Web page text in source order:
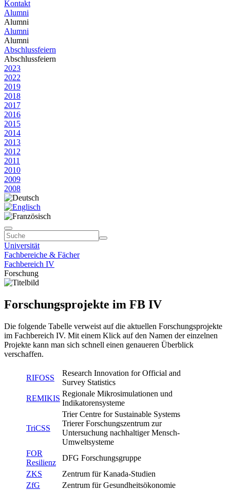
Kontakt
Alumni
Alumni
Alumni
Alumni
Abschlussfeiern
Abschlussfeiern
2023
2022
2019
2018
2017
2016
2015
2014
2013
2012
2011
2010
2009
2008
Universität
Fachbereiche & Fächer
Fachbereich IV
Forschung
Forschungsprojekte im FB IV
Die folgende Tabelle verweist auf die aktuellen Forschungsprojekte
im Fachbereich IV. Mit einem Klick auf den Namen der einzelnen
Projekte kann man sich schnell einen genaueren Überblick
verschaffen.
RIFOSS
Research Innovation for Official and
Survey Statistics
REMIKIS
Regionale Mikrosimulationen und
Indikatorensysteme
TriCSS
Trier Centre for Sustainable Systems
Trierer Forschungszentrum zur
Untersuchung nachhaltiger Mensch-
Umweltsysteme
FOR
Resilienz
DFG Forschungsgruppe
ZKS
Zentrum für Kanada-Studien
ZfG
Zentrum für Gesundheitsökonomie